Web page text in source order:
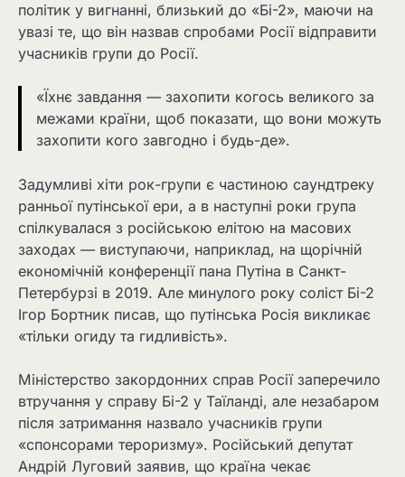
політик у вигнанні, близький до «Бі-2», маючи на
увазі те, що він назвав спробами Росії відправити
учасників групи до Росії.
«Їхнє завдання — захопити когось великого за
межами країни, щоб показати, що вони можуть
захопити кого завгодно і будь-де».
Задумливі хіти рок-групи є частиною саундтреку
ранньої путінської ери, а в наступні роки група
спілкувалася з російською елітою на масових
заходах — виступаючи, наприклад, на щорічній
економічній конференції пана Путіна в Санкт-
Петербурзі в 2019. Але минулого року соліст Бі-2
Ігор Бортник писав, що путінська Росія викликає
«тільки огиду та гидливість».
Міністерство закордонних справ Росії заперечило
втручання у справу Бі-2 у Таїланді, але незабаром
після затримання назвало учасників групи
«спонсорами тероризму». Російський депутат
Андрій Луговий заявив, що країна чекає